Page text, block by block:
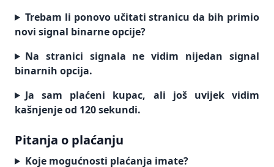
Trebam li ponovo učitati stranicu da bih primio
novi signal binarne opcije?
Na stranici signala ne vidim nijedan signal
binarnih opcija.
Ja sam plaćeni kupac, ali još uvijek vidim
kašnjenje od 120 sekundi.
Pitanja o plaćanju
Koje mogućnosti plaćanja imate?